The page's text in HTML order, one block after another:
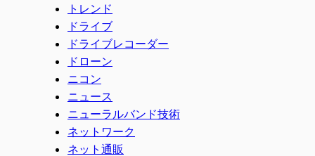
トレンド
ドライブ
ドライブレコーダー
ドローン
ニコン
ニュース
ニューラルバンド技術
ネットワーク
ネット通販